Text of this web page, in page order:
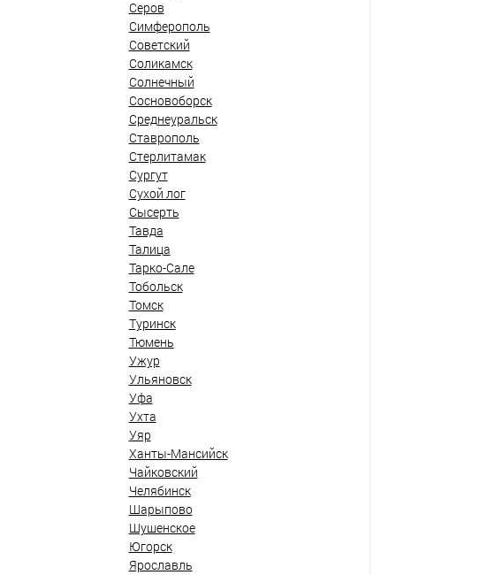
Серов
Симферополь
Советский
Соликамск
Солнечный
Сосновоборск
Среднеуральск
Ставрополь
Стерлитамак
Сургут
Сухой лог
Сысерть
Тавда
Талица
Тарко-Сале
Тобольск
Томск
Туринск
Тюмень
Ужур
Ульяновск
Уфа
Ухта
Уяр
Ханты-Мансийск
Чайковский
Челябинск
Шарыпово
Шушенское
Югорск
Ярославль